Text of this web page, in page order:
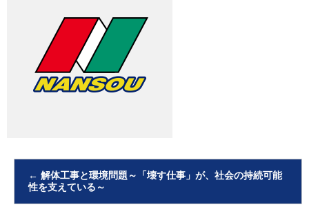
← 解体工事と環境問題～「壊す仕事」が、社会の持続可能
性を支えている～